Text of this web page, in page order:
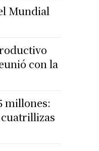
Mundial
con la
millones: